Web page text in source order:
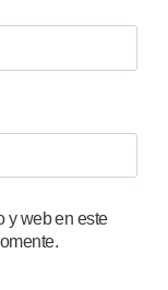
y web en este